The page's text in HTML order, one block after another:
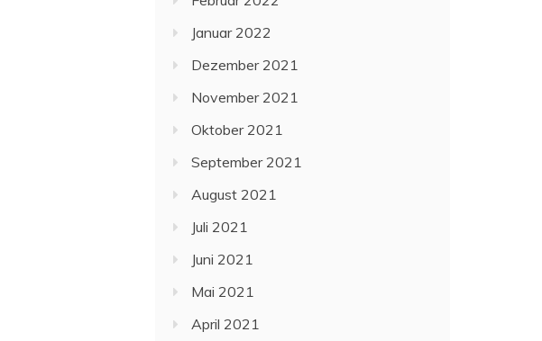
Januar 2022
Dezember 2021
November 2021
Oktober 2021
September 2021
August 2021
Juli 2021
Juni 2021
Mai 2021
April 2021